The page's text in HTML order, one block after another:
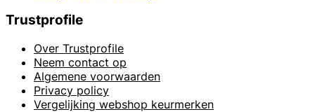
Trustprofile
Over Trustprofile
Neem contact op
Algemene voorwaarden
Privacy policy
Vergelijking webshop keurmerken